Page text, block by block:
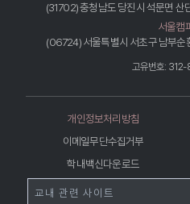
(31702) 충청남도 당진시 석문면 산
서울캠
(06724) 서울특별시 서초구 남부
고유번호:
개인정보처리방침
이메일무단수집거부
학내백신다운로드
교내 관련 사이트